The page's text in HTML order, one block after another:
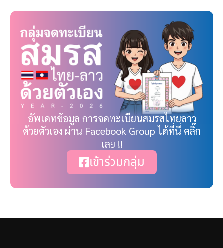
อัพเดทข้อมูล การจดทะเบียนสมรสไทยลาว
ด้วยตัวเอง ผ่าน Facebook Group ได้ที่นี่ คลิ๊ก
เลย !!
เข้าร่วมกลุ่ม